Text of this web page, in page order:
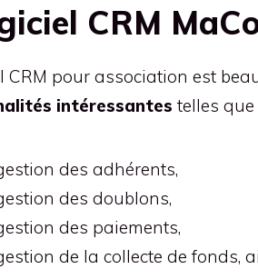
CRM
CRM pour association est
intéressantes telles que
des adhérents,
des doublons,
des paiements,
de la collecte de fonds,